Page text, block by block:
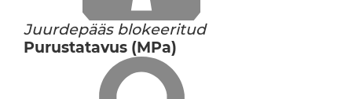
Juurdepääs blokeeritud
Purustatavus (MPa)